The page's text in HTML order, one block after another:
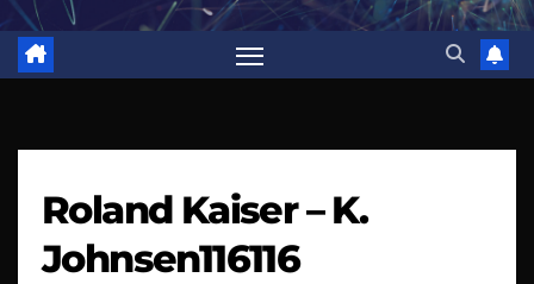
Roland Kaiser – K.
Johnsen116116